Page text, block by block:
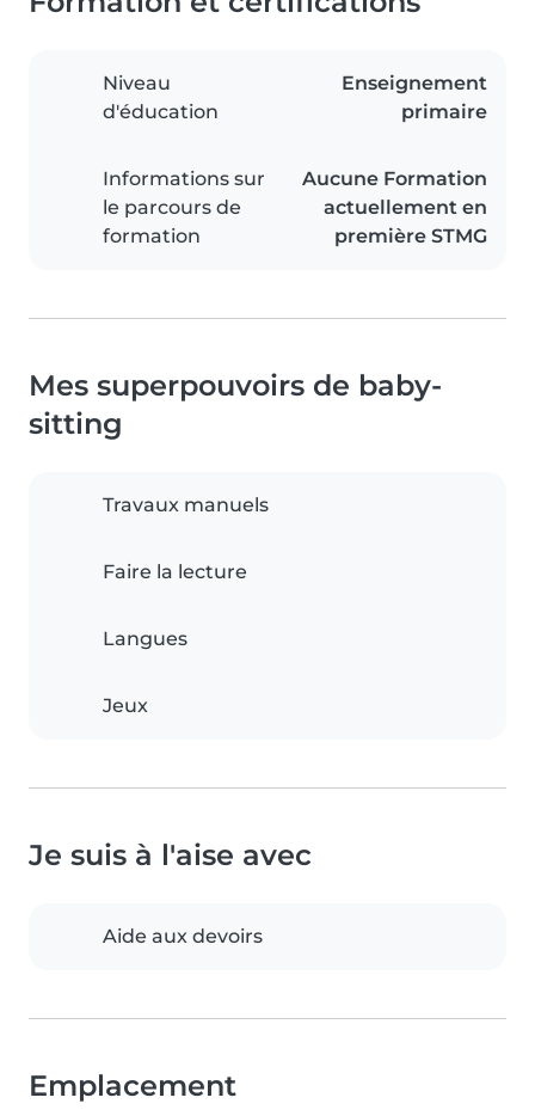
Niveau
d'éducation
Enseignement
primaire
Informations sur
le parcours de
formation
Aucune Formation
actuellement en
première STMG
Mes superpouvoirs de baby-
sitting
Travaux manuels
Faire la lecture
Langues
Jeux
Je suis à l'aise avec
Aide aux devoirs
Emplacement